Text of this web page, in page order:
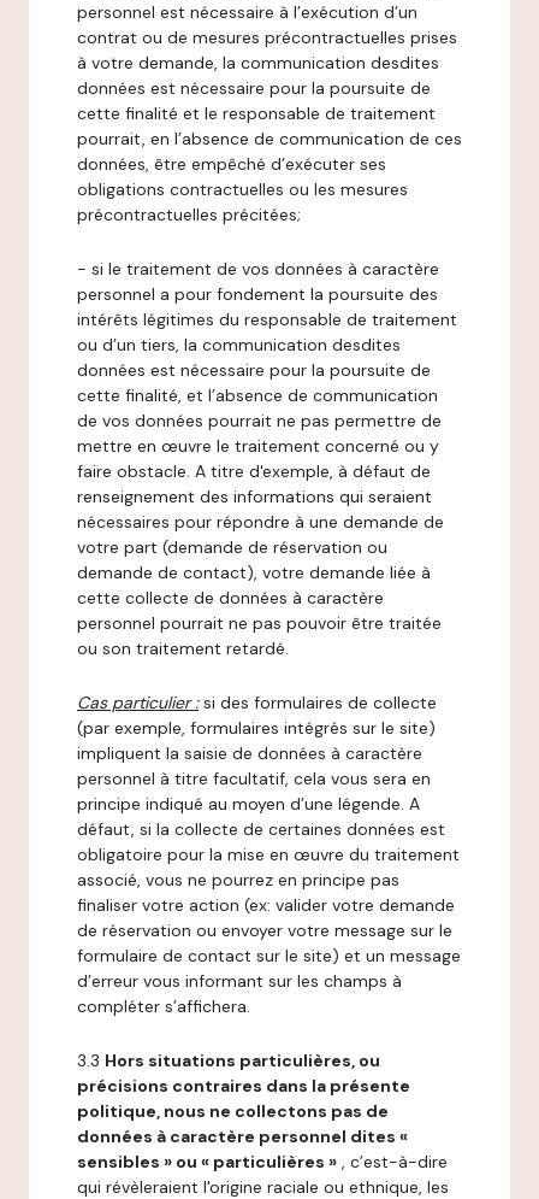
personnel est nécessaire à l’exécution d’un
contrat ou de mesures précontractuelles prises
à votre demande, la communication desdites
données est nécessaire pour la poursuite de
cette finalité et le responsable de traitement
pourrait, en l’absence de communication de ces
données, être empêché d’exécuter ses
obligations contractuelles ou les mesures
précontractuelles précitées;
- si le traitement de vos données à caractère
personnel a pour fondement la poursuite des
intérêts légitimes du responsable de traitement
ou d’un tiers, la communication desdites
données est nécessaire pour la poursuite de
cette finalité, et l’absence de communication
de vos données pourrait ne pas permettre de
mettre en œuvre le traitement concerné ou y
faire obstacle. A titre d'exemple, à défaut de
renseignement des informations qui seraient
nécessaires pour répondre à une demande de
votre part (demande de réservation ou
demande de contact), votre demande liée à
cette collecte de données à caractère
personnel pourrait ne pas pouvoir être traitée
ou son traitement retardé.
Cas particulier : si des formulaires de collecte
(par exemple, formulaires intégrés sur le site)
impliquent la saisie de données à caractère
personnel à titre facultatif, cela vous sera en
principe indiqué au moyen d’une légende. A
défaut, si la collecte de certaines données est
obligatoire pour la mise en œuvre du traitement
associé, vous ne pourrez en principe pas
finaliser votre action (ex: valider votre demande
de réservation ou envoyer votre message sur le
formulaire de contact sur le site) et un message
d’erreur vous informant sur les champs à
compléter s’affichera.
3.3 Hors situations particulières, ou
précisions contraires dans la présente
politique, nous ne collectons pas de
données à caractère personnel dites «
sensibles » ou « particulières » , c’est-à-dire
qui révèleraient l'origine raciale ou ethnique, les